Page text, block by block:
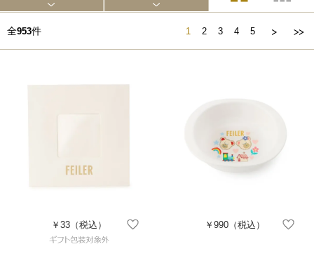
全953件 1 2 3 4 5
￥33 （税込） ￥990 （税込）